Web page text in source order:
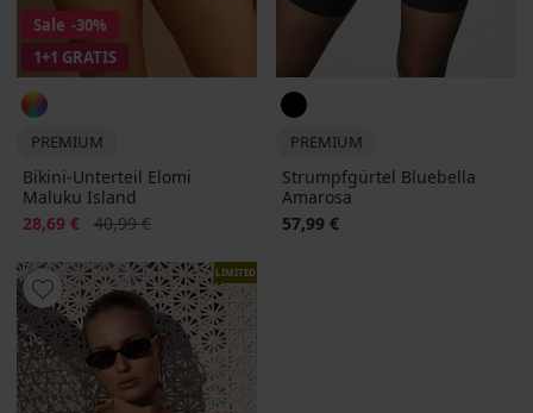
Sale -30%
1+1 GRATIS
PREMIUM
Bikini-Unterteil Elomi
Maluku Island
Rabatt
28,69 € Alter Preis
40,99 €
PREMIUM
Strumpfgürtel Bluebella
Amarosa
57,99 €
LIMITED